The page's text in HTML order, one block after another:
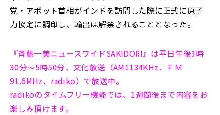
党・アボット首相がインドを訪問した際に正式に原子
力協定に調印し、輸出は解禁されることとなった。
『斉藤一美ニュースワイドSAKIDORI』は平日午後3時
30分～5時50分、文化放送（AM1134KHz、ＦＭ
91.6MHz、radiko）で放送中。
radikoのタイムフリー機能では、1週間後まで内容をお
楽しみ頂けます。